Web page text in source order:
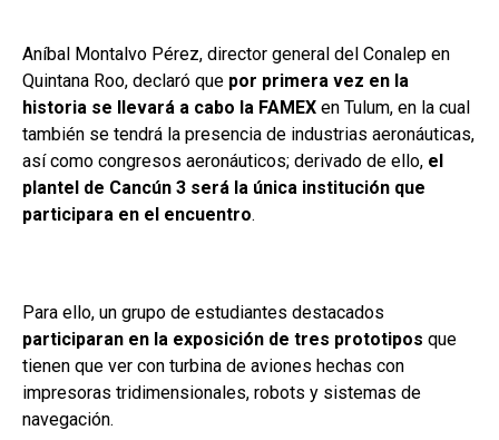
Aníbal Montalvo Pérez, director general del Conalep en
Quintana Roo, declaró que por primera vez en la
historia se llevará a cabo la FAMEX en Tulum, en la cual
también se tendrá la presencia de industrias aeronáuticas,
así como congresos aeronáuticos; derivado de ello, el
plantel de Cancún 3 será la única institución que
participara en el encuentro.
Para ello, un grupo de estudiantes destacados
participaran en la exposición de tres prototipos que
tienen que ver con turbina de aviones hechas con
impresoras tridimensionales, robots y sistemas de
navegación.